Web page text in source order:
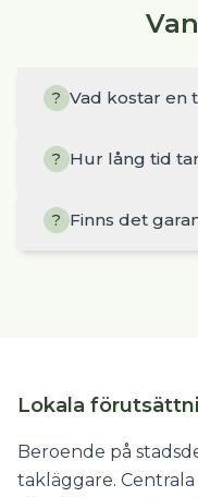
? Vad kostar en
? Hur lång tid
? Finns det
Lokala
Beroende på
takläggare.